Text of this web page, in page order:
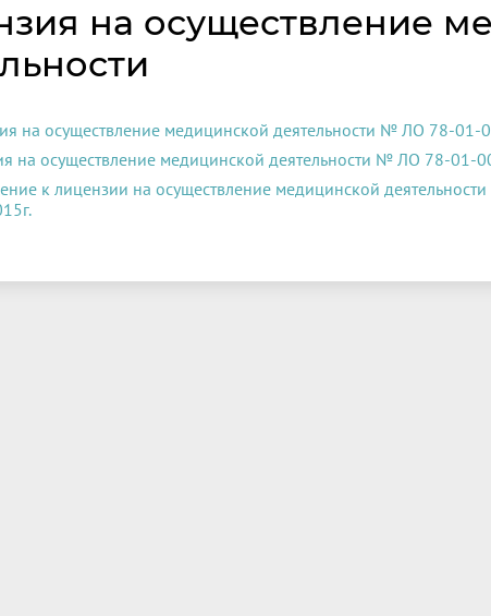
на осуществление
на осуществление медицинской деятельности № ЛО 78-01-
на осуществление медицинской деятельности № ЛО 78-01-
к лицензии на осуществление медицинской